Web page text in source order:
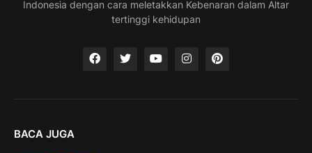
Indonesia dengan cara meletakkan Kebenaran dalam Altar
tertinggi kehidupan
BACA JUGA